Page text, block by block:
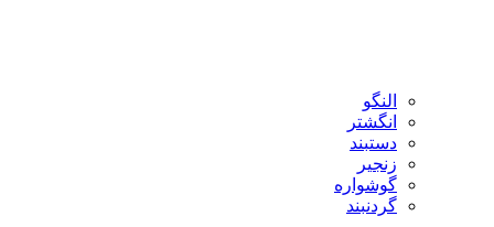
النگو
انگشتر
دستبند
زنجیر
گوشواره
گردنبند